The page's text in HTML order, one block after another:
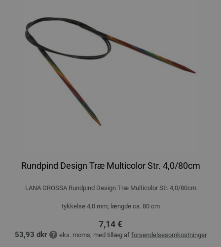
Rundpind Design Træ Multicolor Str. 4,0/80cm
LANA GROSSA Rundpind Design Træ Multicolor Str. 4,0/80cm
tykkelse 4,0 mm; længde ca. 80 cm
7,14 €
53,93 dkr eks. moms, med tillæg af forsendelsesomkostninger